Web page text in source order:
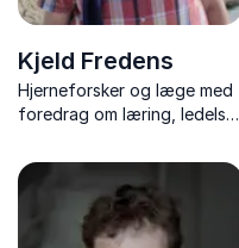
Kjeld Fredens
Hjerneforsker og læge med
foredrag om læring, ledelse,
samspil med kroppen og
naturen.